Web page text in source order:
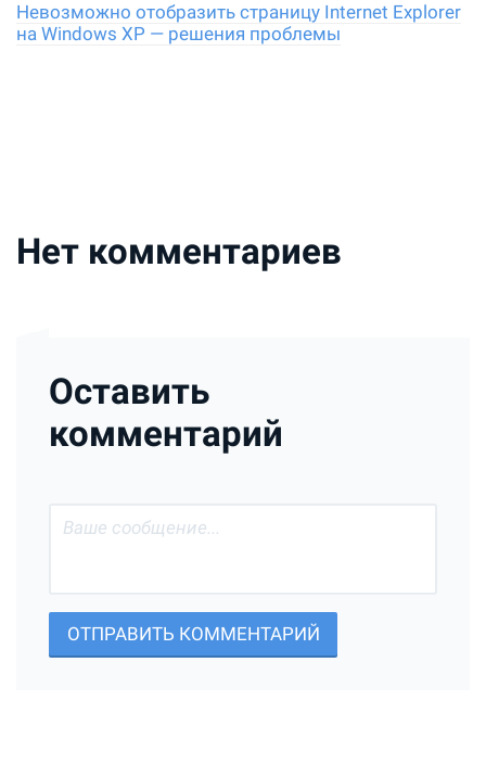
Невозможно отобразить страницу Internet Explorer
на Windows XP — решения проблемы
Нет комментариев
Оставить
комментарий
ОТПРАВИТЬ КОММЕНТАРИЙ